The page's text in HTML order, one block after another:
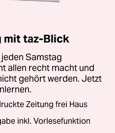
mit taz-Blick
Samstag
allen recht macht und
gehört werden. Jetzt
Zeitung frei Haus
inkl. Vorlesefunktion